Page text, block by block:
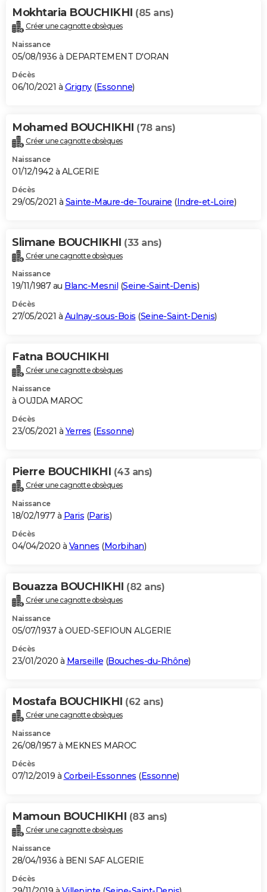
Mokhtaria BOUCHIKHI (85 ans)
Créer une cagnotte obsèques
Naissance
05/08/1936 à DEPARTEMENT D'ORAN
Décès
06/10/2021 à Grigny(Essonne)
Mohamed BOUCHIKHI (78 ans)
Créer une cagnotte obsèques
Naissance
01/12/1942 à ALGERIE
Décès
29/05/2021 à Sainte-Maure-de-Touraine (Indre-et-Loire)
Slimane BOUCHIKHI (33 ans)
Créer une cagnotte obsèques
Naissance
19/11/1987 au Blanc-Mesnil (Seine-Saint-Denis)
Décès
27/05/2021 à Aulnay-sous-Bois (Seine-Saint-Denis)
Fatna BOUCHIKHI
Créer une cagnotte obsèques
Naissance
à OUJDA MAROC
Décès
23/05/2021 à Yerres (Essonne)
Pierre BOUCHIKHI (43 ans)
Créer une cagnotte obsèques
Naissance
18/02/1977 à Paris (Paris)
Décès
04/04/2020 à Vannes (Morbihan)
Bouazza BOUCHIKHI (82 ans)
Créer une cagnotte obsèques
Naissance
05/07/1937 à OUED-SEFIOUN ALGERIE
Décès
23/01/2020 à Marseille (Bouches-du-Rhône)
Mostafa BOUCHIKHI (62 ans)
Créer une cagnotte obsèques
Naissance
26/08/1957 à MEKNES MAROC
Décès
07/12/2019 à Corbeil-Essonnes (Essonne)
Mamoun BOUCHIKHI (83 ans)
Créer une cagnotte obsèques
Naissance
28/04/1936 à BENI SAF ALGERIE
Décès